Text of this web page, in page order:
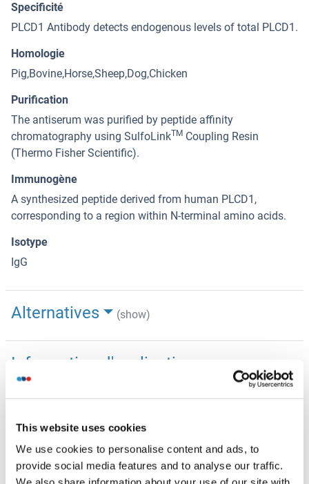
This website uses cookies
We use cookies to personalise content and ads, to
provide social media features and to analyse our traffic.
Specificité
PLCD1 Antibody detects endogenous levels of total PLCD1.
Homologie
Pig,Bovine,Horse,Sheep,Dog,Chicken
Purification
The antiserum was purified by peptide affinity
chromatography using SulfoLinkTM Coupling Resin
(Thermo Fisher Scientific).
Immunogène
A synthesized peptide derived from human PLCD1,
corresponding to a region within N-terminal amino acids.
Isotype
IgG
Alternatives (show)
Information d'application
1:40000
Restrictions
For Research Use only